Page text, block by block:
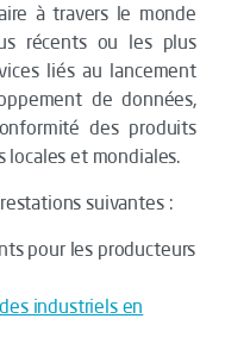
à travers le monde
récents ou les plus
liés au lancement
de données,
des produits
et mondiales.
suivantes :
pour les producteurs
industriels en